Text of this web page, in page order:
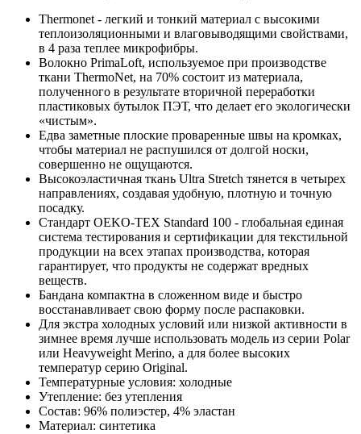
Thermonet - легкий и тонкий материал с высокими
теплоизоляционными и влаговыводящими свойствами,
в 4 раза теплее микрофибры.
Волокно PrimaLoft, используемое при производстве
ткани ThermoNet, на 70% состоит из материала,
полученного в результате вторичной переработки
пластиковых бутылок ПЭТ, что делает его экологически
«чистым».
Едва заметные плоские проваренные швы на кромках,
чтобы материал не распушился от долгой носки,
совершенно не ощущаются.
Высокоэластичная ткань Ultra Stretch тянется в четырех
направлениях, создавая удобную, плотную и точную
посадку.
Стандарт OEKO-TEX Standard 100 - глобальная единая
система тестирования и сертификации для текстильной
продукции на всех этапах производства, которая
гарантирует, что продукты не содержат вредных
веществ.
Бандана компактна в сложенном виде и быстро
восстанавливает свою форму после распаковки.
Для экстра холодных условий или низкой активности в
зимнее время лучше использовать модель из серии Polar
или Heavyweight Merino, а для более высоких
температур серию Original.
Температурные условия: холодные
Утепление: без утепления
Состав: 96% полиэстер, 4% эластан
Материал: синтетика